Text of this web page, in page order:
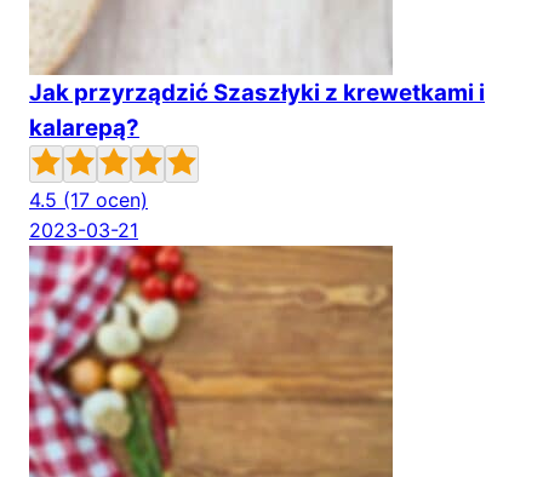
Jak przyrządzić Szaszłyki z krewetkami i
kalarepą?
4.5 (17 ocen)
2023-03-21